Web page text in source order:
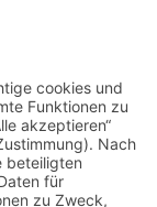
zu
wurde. Sofern
der geltenden
entsprechen
in ihrem Inhalt